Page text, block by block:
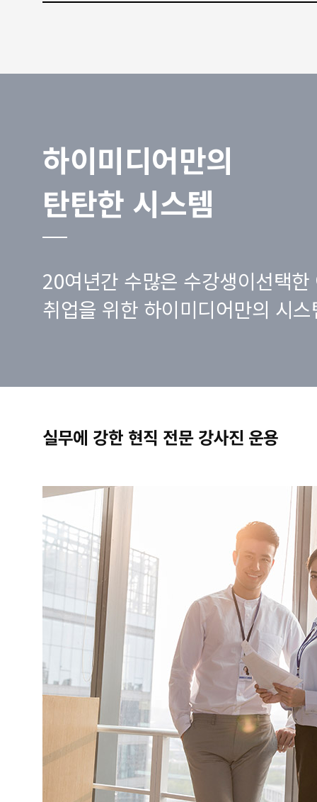
하이미디어만의
탄탄한 시스템
20여년간 수많은 수강생이선택한
취업을 위한 하이미디어만의 시
실무에 강한 현직 전문 강사진 운용